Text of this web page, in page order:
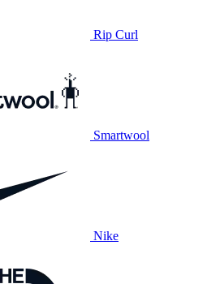
Rip Curl
Smartwool
Nike